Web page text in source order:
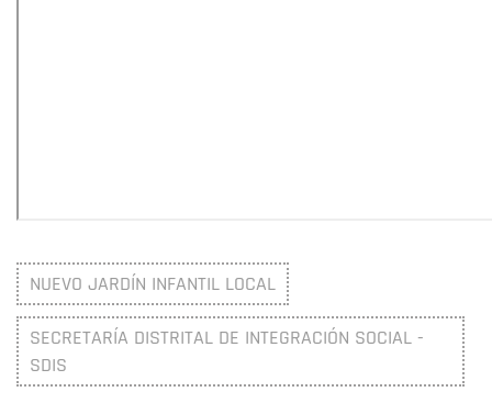
NUEVO JARDÍN INFANTIL LOCAL
SECRETARÍA DISTRITAL DE INTEGRACIÓN SOCIAL -
SDIS